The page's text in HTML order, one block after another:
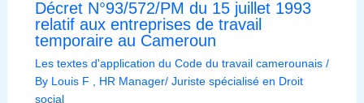
Décret N°93/572/PM du 15 juillet 1993
relatif aux entreprises de travail
temporaire au Cameroun
Les textes d'application du Code du travail camerounais/
By Louis F , HR Manager/ Juriste spécialisé en Droit
social